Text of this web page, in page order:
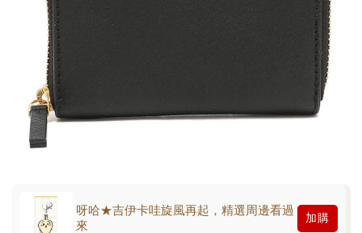
呀哈★吉伊卡哇旋風再起，精選周邊看過
來
加購